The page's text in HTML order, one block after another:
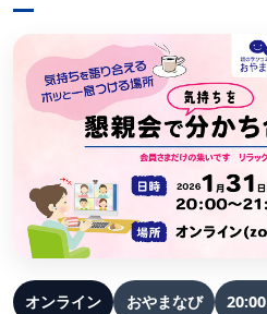
会社概要
無料体験
お問い合わせ
プライバシーポリシー
特定商取引法に基づく表記
オンライン おやまなび
不登校の子どもへの関わり
親がやりがちなNG行動とは
不登校でゲームをやりすぎ
子どもの不登校を前向きに
できる支え方
不登校の子どもへの話しか
話をしなくても大丈夫
不登校でも合格可能！高卒
と出題範囲
【埼玉県版】不登校からの
年度入試対応
高卒認定の物理基礎が不安
の進め方
【神奈川県版】不登校のた
の子どもの“空白期間”につい
不登校の子どもに進路の話
おきたい切り出し方と関わ
立派な親でなくていい｜不
つらいときの心の整え方
天才には不登校経験者が多
それぞれの才能